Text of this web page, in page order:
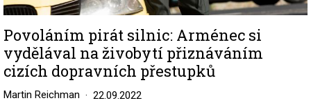
Povoláním pirát silnic: Arménec si
vydělával na živobytí přiznáváním
cizích dopravních přestupků
Martin Reichman 22.09.2022